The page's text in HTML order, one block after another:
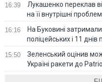
16:39
Лукашенко переклав
на її внутрішні
16:16
На Буковині
поліцейських і 11 днів
15:50
Зеленський оцінив
Україні ракети до